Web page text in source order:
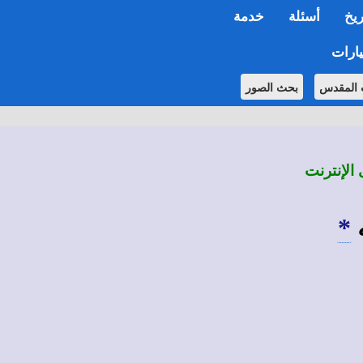
أسئلة خدمة
المقدس بحث الصور
*